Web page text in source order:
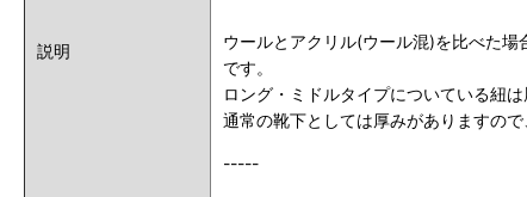
説明
ウールとアクリル(ウール混)を比べた
です。
ロング・ミドルタイプについている紐
通常の靴下としては厚みがありますの
-----